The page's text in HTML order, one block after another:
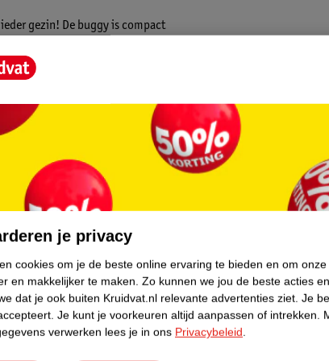
gezin! De buggy is compact
bijvoorbeeld onder de kapstok. Daarnaast
naartoe kunt nemen.
makkelijk wendbaar met slechts één
traploos verstelbare rugleuning is er
stof en mesh, dat zorgt voor
5-puntsveiligheidsgordel met zachte
je verstellen als je kindje wilt zitten of
je altijd je kindje in de gaten kunt
buggy uitgerust met een geheim
kunt opbergen.
zitje om te toveren tot een summerseat:
je privacy
cookies om je de beste online ervaring te bieden en om
en makkelijker te maken. Zo kunnen we jou de beste acties
dat je ook buiten Kruidvat.nl relevante advertenties ziet. Je
Je kunt je voorkeuren altijd aanpassen of intrekken.
verwerken lees je in ons Privacybeleid.